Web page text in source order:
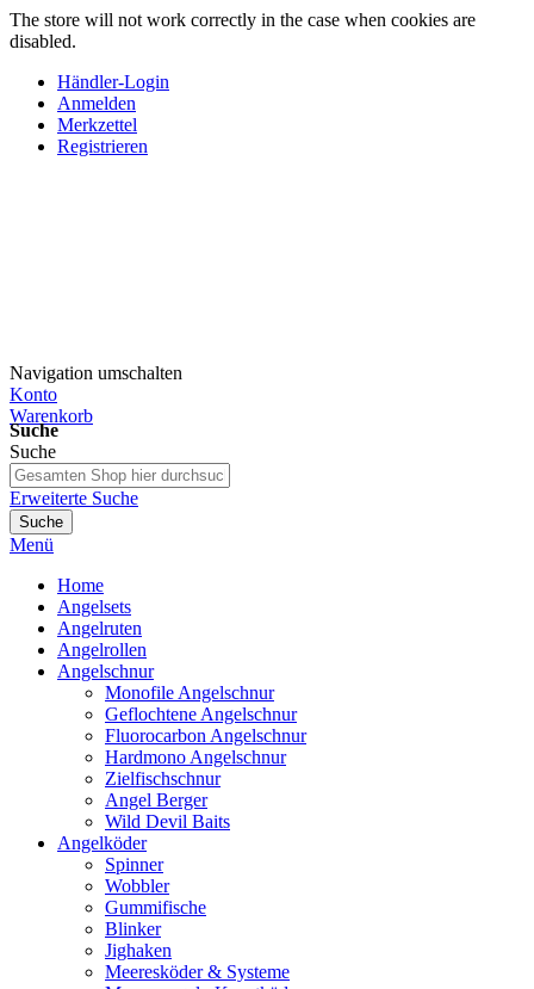
The store will not work correctly in the case when cookies are
disabled.
Händler-Login
Anmelden
Merkzettel
Registrieren
Navigation umschalten
Konto
Warenkorb
Suche
Suche
Erweiterte Suche
Suche
Menü
Home
Angelsets
Angelruten
Angelrollen
Angelschnur
Monofile Angelschnur
Geflochtene Angelschnur
Fluorocarbon Angelschnur
Hardmono Angelschnur
Zielfischschnur
Angel Berger
Wild Devil Baits
Angelköder
Spinner
Wobbler
Gummifische
Blinker
Jighaken
Meeresköder & Systeme